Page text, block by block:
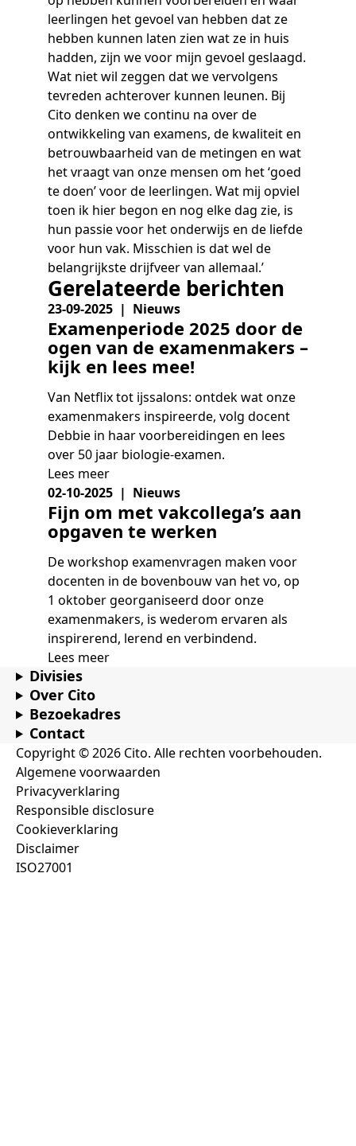
leerlingen het gevoel van hebben dat ze
hebben kunnen laten zien wat ze in huis
hadden, zijn we voor mijn gevoel geslaagd.
Wat niet wil zeggen dat we vervolgens
tevreden achterover kunnen leunen. Bij
Cito denken we continu na over de
ontwikkeling van examens, de kwaliteit en
betrouwbaarheid van de metingen en wat
het vraagt van onze mensen om het ‘goed
te doen’ voor de leerlingen. Wat mij opviel
toen ik hier begon en nog elke dag zie, is
hun passie voor het onderwijs en de liefde
voor hun vak. Misschien is dat wel de
belangrijkste drijfveer van allemaal.’
Gerelateerde berichten
23-09-2025 | Nieuws
Examenperiode 2025 door de
ogen van de examenmakers –
kijk en lees mee!
Van Netflix tot ijssalons: ontdek wat onze
examenmakers inspireerde, volg docent
Debbie in haar voorbereidingen en lees
over 50 jaar biologie-examen.
Lees meer
02-10-2025 | Nieuws
Fijn om met vakcollega’s aan
opgaven te werken
De workshop examenvragen maken voor
docenten in de bovenbouw van het vo, op
1 oktober georganiseerd door onze
examenmakers, is wederom ervaren als
inspirerend, lerend en verbindend.
Lees meer
Divisies
Over Cito
Bezoekadres
Contact
Copyright © 2026 Cito. Alle rechten voorbehouden.
Algemene voorwaarden
Privacyverklaring
Responsible disclosure
Cookieverklaring
Disclaimer
ISO27001